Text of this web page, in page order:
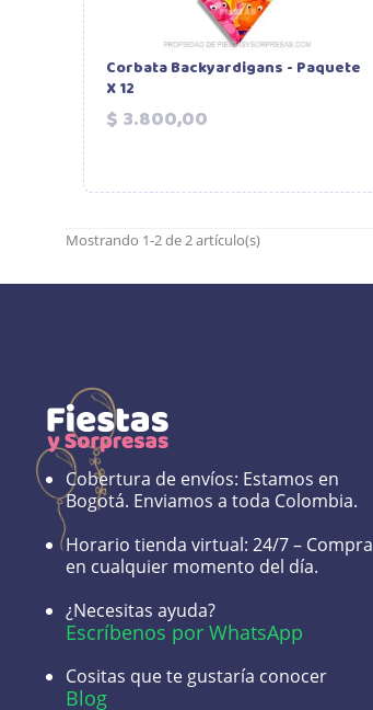
Corbata Backyardigans - Paquete
X 12
$ 3.800,00
Mostrando 1-2 de 2 artículo(s)
Cobertura de envíos: Estamos en
Bogotá. Enviamos a toda Colombia.
Horario tienda virtual: 24/7 – Compra
en cualquier momento del día.
¿Necesitas ayuda?
Escríbenos por WhatsApp
Cositas que te gustaría conocer
Blog